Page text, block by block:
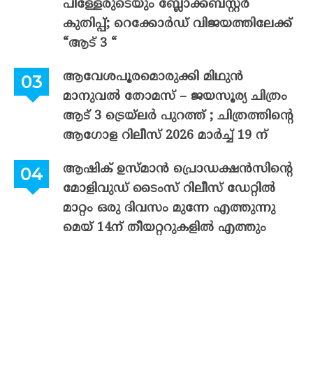
പിള്ളേരുടെയും ബ്ലോക്ക്ബസ്റ്റർ
കുതിപ്പ്; റെക്കോർഡ് വിജയത്തിലേക്ക്
“ആട് 3 “
ആവേശപൂരമൊരുക്കി മിഥുൻ
മാനുവൽ തോമസ് – ജയസൂര്യ ചിത്രം
ആട് 3 ട്രെയ്‌ലർ പുറത്ത് ; ചിത്രത്തിന്റെ
ആഗോള റിലീസ് 2026 മാർച്ച് 19 ന്
ആഷിക് ഉസ്മാൻ പ്രൊഡക്ഷൻസിന്റെ
മോളിവുഡ് ടൈംസ് റിലീസ് ഡേറ്റിൽ
മാറ്റം ഒരു ദിവസം മുന്നേ എത്തുന്നു
മെയ് 14ന് തീയറ്ററുകളിൽ എത്തും